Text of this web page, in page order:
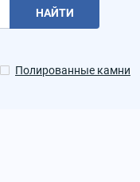
НАЙТИ
Полированные камни